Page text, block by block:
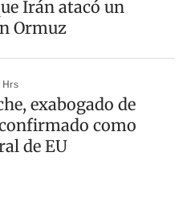
Irán atacó un
Ormuz
Hrs
exabogado de
como
de EU